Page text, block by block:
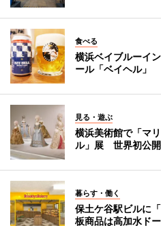
食べる
横浜ベイブルーイ
ール「ベイヘル」
見る・遊ぶ
横浜美術館で「マ
ル」展 世界初公
暮らす・働く
保土ケ谷駅ビルに
板商品は高加水ド